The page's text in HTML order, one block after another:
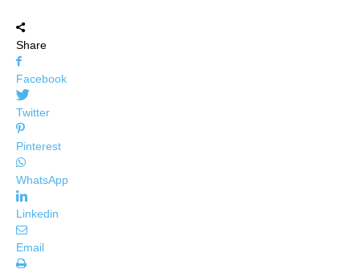
Share
Facebook
Twitter
Pinterest
WhatsApp
Linkedin
Email